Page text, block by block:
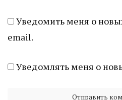
Уведомить меня о
email.
Уведомлять меня о